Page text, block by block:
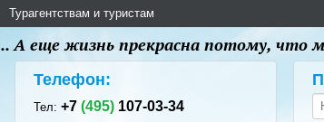
Турагентствам и туристам
А еще жизнь прекрасна потому, что
Телефон:
Тел:+7(495) 107-03-34